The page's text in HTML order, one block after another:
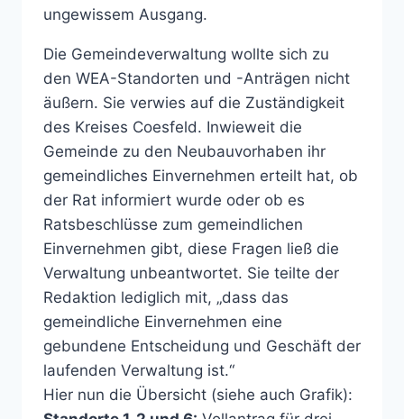
ungewissem Ausgang.
Die Gemeindeverwaltung wollte sich zu
den WEA-Standorten und -Anträgen nicht
äußern. Sie verwies auf die Zuständigkeit
des Kreises Coesfeld. Inwieweit die
Gemeinde zu den Neubauvorhaben ihr
gemeindliches Einvernehmen erteilt hat, ob
der Rat informiert wurde oder ob es
Ratsbeschlüsse zum gemeindlichen
Einvernehmen gibt, diese Fragen ließ die
Verwaltung unbeantwortet. Sie teilte der
Redaktion lediglich mit, „dass das
gemeindliche Einvernehmen eine
gebundene Entscheidung und Geschäft der
laufenden Verwaltung ist.“
Hier nun die Übersicht (siehe auch Grafik):